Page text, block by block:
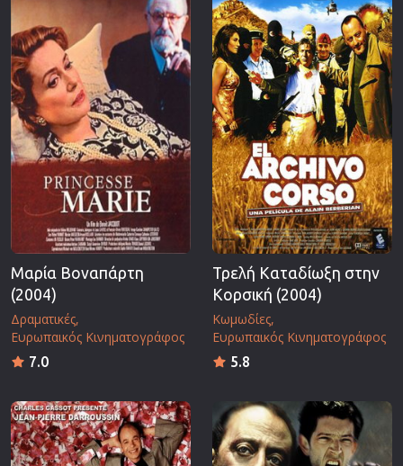
Μαρία Βοναπάρτη
(2004)
Δραματικές
Ευρωπαικός Κινηματογράφος
7.0
Τρελή Καταδίωξη στην
Κορσική (2004)
Κωμωδίες
Ευρωπαικός Κινηματογράφος
5.8